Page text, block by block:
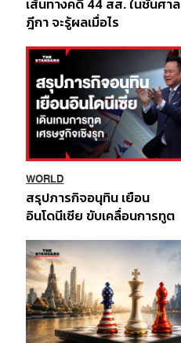
เส้นทางคดี 44 สส. ในชั้นศาล
ฎีกา จะรู้ผลเมื่อไร
WORLD
สรุปภารกิจอนุทิน เยือน
อินโดนีเซีย ขับเคลื่อนการทูต
ส่วนยุทธศาสตร์ไทย –
อินโดนีเซีย